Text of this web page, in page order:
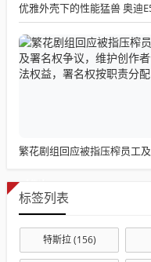
标签列表
特斯拉(156)